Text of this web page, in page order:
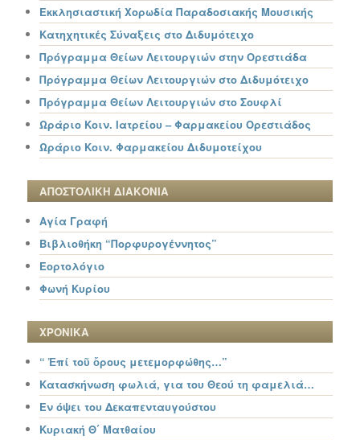
Εκκλησιαστική Χορωδία Παραδοσιακής Μουσικής
Κατηχητικές Σύναξεις στο Διδυμότειχο
Πρόγραμμα Θείων Λειτουργιών στην Ορεστιάδα
Πρόγραμμα Θείων Λειτουργιών στο Διδυμότειχο
Πρόγραμμα Θείων Λειτουργιών στο Σουφλί
Ωράριο Κοιν. Ιατρείου – Φαρμακείου Ορεστιάδος
Ωράριο Κοιν. Φαρμακείου Διδυμοτείχου
ΑΠΟΣΤΟΛΙΚΗ ΔΙΑΚΟΝΙΑ
Αγία Γραφή
Βιβλιοθήκη “Πορφυρογέννητος”
Εορτολόγιο
Φωνή Κυρίου
ΧΡΟΝΙΚΑ
“ Ἐπί τοῦ ὄρους μετεμορφώθης…”
Κατασκήνωση φωλιά, για του Θεού τη φαμελιά…
Εν όψει του Δεκαπενταυγούστου
Κυριακή Θ΄ Ματθαίου